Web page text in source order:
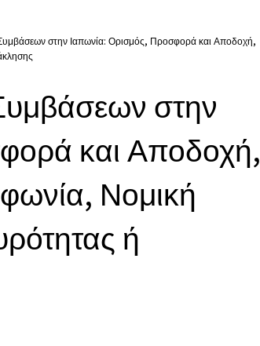
στην Ιαπωνία: Ορισμός, Προσφορά και Αποδοχή,
στην
και Αποδοχή,
Νομική
ή